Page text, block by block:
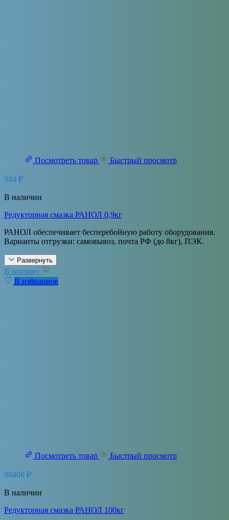
Посмотреть товар Быстрый просмотр
984 ₽
В наличии
Редукторная смазка РАНОЛ 0,9кг
РАНОЛ обеспечивает бесперебойную работу оборудования.
Варианты отгрузки: самовывоз, почта РФ (до 8кг), ПЭК.
Развернуть
В корзину
В избранное
Посмотреть товар Быстрый просмотр
98400 ₽
В наличии
Редукторная смазка РАНОЛ 100кг